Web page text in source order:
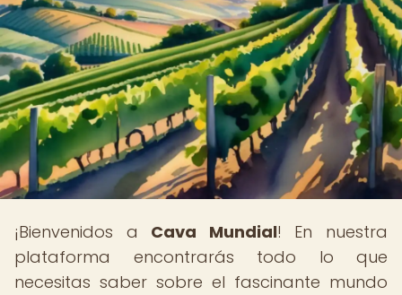
¡Bienvenidos a Cava Mundial! En nuestra
plataforma encontrarás todo lo que
necesitas saber sobre el fascinante mundo